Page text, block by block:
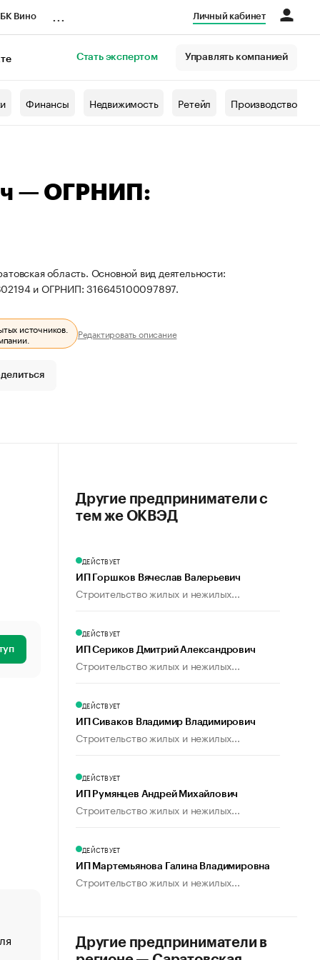
Вино Личный кабинет
Стать экспертом Управлять компанией
Финансы Недвижимость Ретейл Производство
— ОГРНИП:
область. Основной вид деятельности:
и ОГРНИП: 316645100097897.
источников.
Редактировать описание
«От спорта тело стареет иначе». Как живет глава
создавшей GTA
Другие предприниматели с
тем же ОКВЭД
ДЕЙСТВУЕТ
ИП Горшков Вячеслав Валерьевич
Строительство жилых и нежилых...
ДЕЙСТВУЕТ
ИП Сериков Дмитрий Александрович
Строительство жилых и нежилых...
ДЕЙСТВУЕТ
ИП Сиваков Владимир Владимирович
Строительство жилых и нежилых...
ДЕЙСТВУЕТ
ИП Румянцев Андрей Михайлович
Строительство жилых и нежилых...
ДЕЙСТВУЕТ
ИП Мартемьянова Галина Владимировна
Строительство жилых и нежилых...
Другие предприниматели в